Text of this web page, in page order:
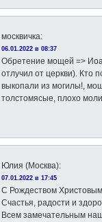
москвичка:
06.01.2022 в 08:37
Обретение мощей =>
отлучил от церкви). Кто
выкопали из могилы!,
толстомясые, плохо
Юлия (Москва):
07.01.2022 в 17:45
С Рождеством
Счастья, радости и
Всем замечательным